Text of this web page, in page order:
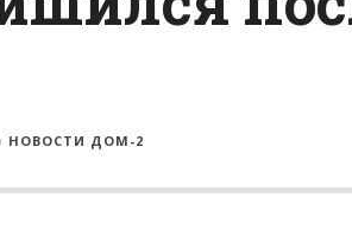
НОВОСТИ ДОМ-2